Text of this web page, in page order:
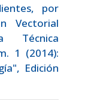
por
Vectorial
Técnica
1 (2014):
Edición